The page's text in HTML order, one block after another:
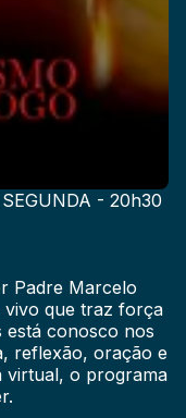
SEGUNDA - 20h30
Padre Marcelo
vivo que traz força
está conosco nos
reflexão, oração e
virtual, o programa